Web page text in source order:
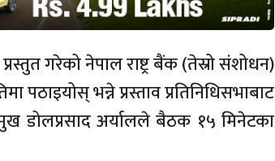
गरेको नेपाल राष्ट्र बैंक (तेस्रो संशोधन)
भन्ने प्रस्ताव प्रतिनिधिसभाबाट
डोलप्रसाद अर्यालले बैठक १५ मिनेटका